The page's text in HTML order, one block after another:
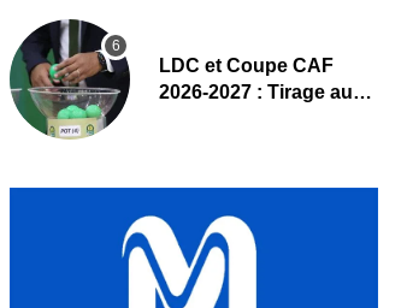
LDC et Coupe CAF
2026-2027 : Tirage au